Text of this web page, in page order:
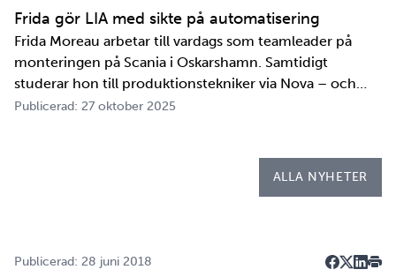
tester och utbildningar. Redan 2008 i…
Frida gör LIA med sikte på automatisering
Frida Moreau arbetar till vardags som teamleader på
monteringen på Scania i Oskarshamn. Samtidigt
studerar hon till produktionstekniker via Nova – och
under tio veckor i höst gör hon både sin praktik, även
Publicerad: 27 oktober 2025
ALLA NYHETER
Publicerad: 28 juni 2018